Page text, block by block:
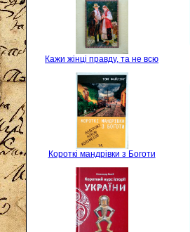
Кажи жінці правду, та не всю
Короткі мандрівки з Боготи